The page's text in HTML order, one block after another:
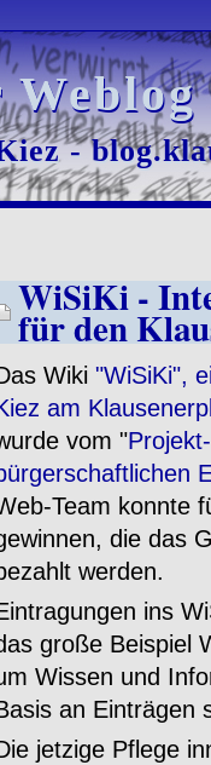
-
-
WiSiKi -
für den
Wiki "WiSiKi",
am
vom "
Team konnte
die das
werden.
ins
große Beispiel
Wissen und
an Einträgen
jetzige Pflege